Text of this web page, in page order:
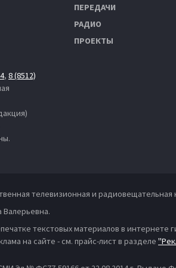
, 8 (8512)
ПЕРЕДАЧИ
РАДИО
ПРОЕКТЫ
телевизионная и радиовещательная
Валерьевна.
текстовых материалов в интернете
на сайте - см. прайс-лист в разделе